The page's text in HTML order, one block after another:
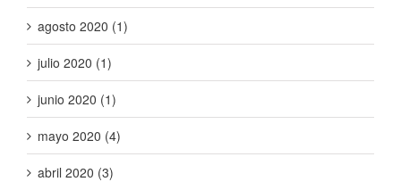
agosto 2020 (1)
julio 2020 (1)
junio 2020 (1)
mayo 2020 (4)
abril 2020 (3)